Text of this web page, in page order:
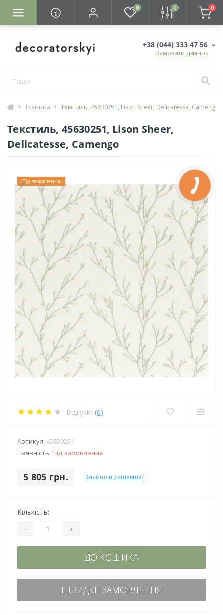
0 0 0
+38 (044) 333 47 56
Замовити дзвінок
Тканина Текстиль, 45630251, Lison Sheer, Delicatesse, Camengo
Текстиль, 45630251, Lison Sheer,
Delicatesse, Camengo
Під замовлення
Відгуки: (0)
Артикул: 45630251
Наявність: Під замовлення
5 805 грн. Знайшли дешевше?
Кількість:
- +
ДО КОШИКА
ШВИДКЕ ЗАМОВЛЕННЯ